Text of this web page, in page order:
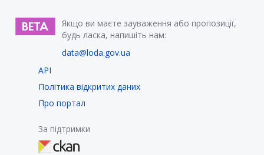
Якщо ви маєте зауваження або пропозиції,
будь ласка, напишіть нам:
data@loda.gov.ua
API
Політика відкритих даних
Про портал
За підтримки